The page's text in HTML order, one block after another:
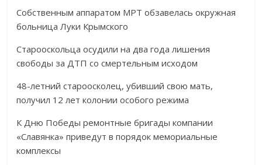
Собственным аппаратом МРТ обзавелась окружная
больница Луки Крымского
Старооскольца осудили на два года лишения
свободы за ДТП со смертельным исходом
48-летний староосколец, убивший свою мать,
получил 12 лет колонии особого режима
К Дню Победы ремонтные бригады компании
«Славянка» приведут в порядок мемориальные
комплексы